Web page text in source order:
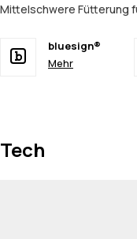
Mittelschwere Fütterung
bluesign®
Mehr
Tech